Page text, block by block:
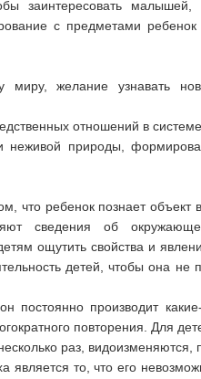
малышей,
с предметами
желание узнавать
отношений в системе
природы,
что ребенок познает
сведения об
ощутить свойства и
детей, чтобы она
производит
повторения. Для
раз, видоизменяются,
то, что его